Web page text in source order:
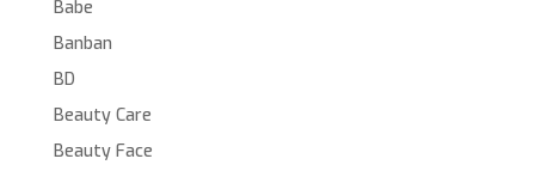
Babe
Banban
BD
Beauty Care
Beauty Face